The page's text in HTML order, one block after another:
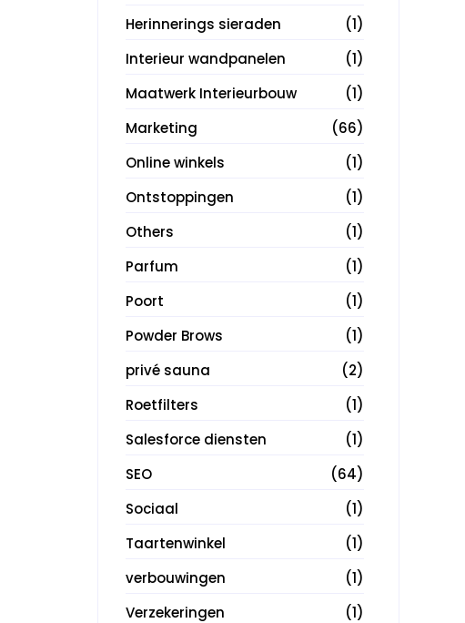
Herinnerings sieraden
(1)
Interieur wandpanelen
(1)
Maatwerk Interieurbouw
(1)
Marketing
(66)
Online winkels
(1)
Ontstoppingen
(1)
Others
(1)
Parfum
(1)
Poort
(1)
Powder Brows
(1)
privé sauna
(2)
Roetfilters
(1)
Salesforce diensten
(1)
SEO
(64)
Sociaal
(1)
Taartenwinkel
(1)
verbouwingen
(1)
Verzekeringen
(1)